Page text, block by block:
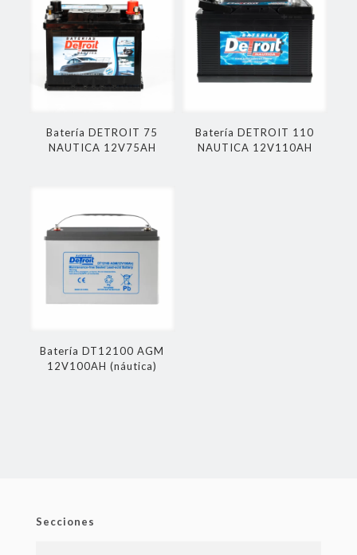
Batería DETROIT 75
NAUTICA 12V75AH
Batería DETROIT 110
NAUTICA 12V110AH
Batería DT12100 AGM
12V100AH (náutica)
Secciones